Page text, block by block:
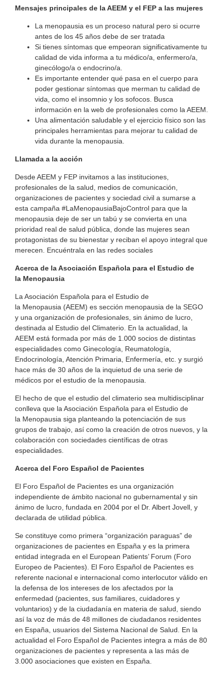
Mensajes principales de la AEEM y el FEP a las mujeres
La menopausia es un proceso natural pero si ocurre
antes de los 45 años debe de ser tratada
Si tienes síntomas que empeoran significativamente tu
calidad de vida informa a tu médico/a, enfermero/a,
ginecólogo/a o endocrino/a.
Es importante entender qué pasa en el cuerpo para
poder gestionar síntomas que merman tu calidad de
vida, como el insomnio y los sofocos. Busca
información en la web de profesionales como la AEEM.
Una alimentación saludable y el ejercicio físico son las
principales herramientas para mejorar tu calidad de
vida durante la menopausia.
Llamada a la acción
Desde AEEM y FEP invitamos a las instituciones,
profesionales de la salud, medios de comunicación,
organizaciones de pacientes y sociedad civil a sumarse a
esta campaña #LaMenopausiaBajoControl para que la
menopausia deje de ser un tabú y se convierta en una
prioridad real de salud pública, donde las mujeres sean
protagonistas de su bienestar y reciban el apoyo integral que
merecen. Encuéntrala en las redes sociales
Acerca de la Asociación Española para el Estudio de
la Menopausia
La Asociación Española para el Estudio de
la Menopausia (AEEM) es sección menopausia de la SEGO
y una organización de profesionales, sin ánimo de lucro,
destinada al Estudio del Climaterio. En la actualidad, la
AEEM está formada por más de 1.000 socios de distintas
especialidades como Ginecología, Reumatología,
Endocrinología, Atención Primaria, Enfermería, etc. y surgió
hace más de 30 años de la inquietud de una serie de
médicos por el estudio de la menopausia.
El hecho de que el estudio del climaterio sea multidisciplinar
conlleva que la Asociación Española para el Estudio de
la Menopausia siga planteando la potenciación de sus
grupos de trabajo, así como la creación de otros nuevos, y la
colaboración con sociedades científicas de otras
especialidades.
Acerca del Foro Español de Pacientes
El Foro Español de Pacientes es una organización
independiente de ámbito nacional no gubernamental y sin
ánimo de lucro, fundada en 2004 por el Dr. Albert Jovell, y
declarada de utilidad pública.
Se constituye como primera “organización paraguas” de
organizaciones de pacientes en España y es la primera
entidad integrada en el European Patients’ Forum (Foro
Europeo de Pacientes). El Foro Español de Pacientes es
referente nacional e internacional como interlocutor válido en
la defensa de los intereses de los afectados por la
enfermedad (pacientes, sus familiares, cuidadores y
voluntarios) y de la ciudadanía en materia de salud, siendo
así la voz de más de 48 millones de ciudadanos residentes
en España, usuarios del Sistema Nacional de Salud. En la
actualidad el Foro Español de Pacientes integra a más de 80
organizaciones de pacientes y representa a las más de
3.000 asociaciones que existen en España.